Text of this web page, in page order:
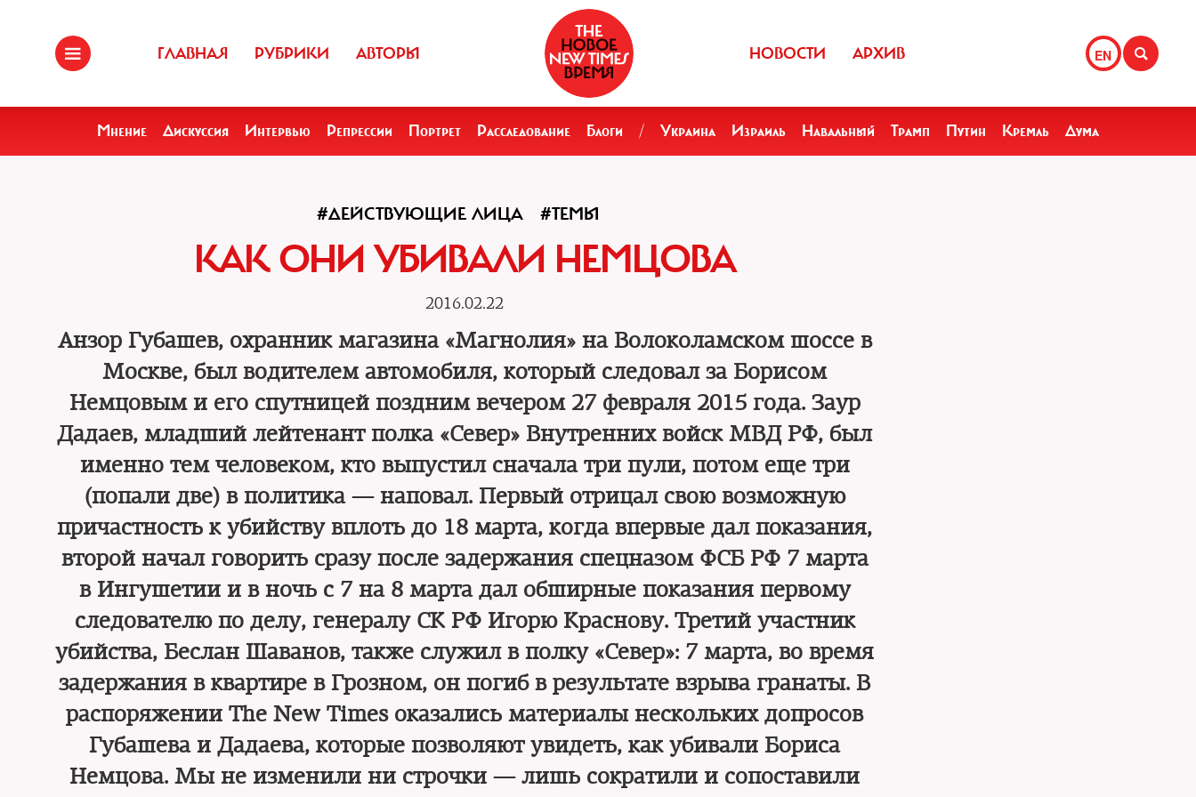
ГЛАВНАЯ РУБРИКИ АВТОРЫ EN
НОВОСТИ АРХИВ
Мнение Дискуссия Интервью Репрессии Портрет Расследование Блоги / Украина Израиль Навальный Трамп Путин Кремль Дума
#ДЕЙСТВУЮЩИЕ ЛИЦА #ТЕМЫ
КАК ОНИ УБИВАЛИ НЕМЦОВА
2016.02.22
Анзор Губашев, охранник магазина «Магнолия» на Волоколамском шоссе в
Москве, был водителем автомобиля, который следовал за Борисом
Немцовым и его спутницей поздним вечером 27 февраля 2015 года. Заур
Дадаев, младший лейтенант полка «Север» Внутренних войск МВД РФ, был
именно тем человеком, кто выпустил сначала три пули, потом еще три
(попали две) в политика — наповал. Первый отрицал свою возможную
причастность к убийству вплоть до 18 марта, когда впервые дал показания,
второй начал говорить сразу после задержания спецназом ФСБ РФ 7 марта
в Ингушетии и в ночь с 7 на 8 марта дал обширные показания первому
следователю по делу, генералу СК РФ Игорю Краснову. Третий участник
убийства, Беслан Шаванов, также служил в полку «Север»: 7 марта, во время
задержания в квартире в Грозном, он погиб в результате взрыва гранаты. В
распоряжении The New Times оказались материалы нескольких допросов
Губашева и Дадаева, которые позволяют увидеть, как убивали Бориса
Немцова. Мы не изменили ни строчки — лишь сократили и сопоставили